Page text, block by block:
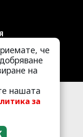
че
на
нашата
за